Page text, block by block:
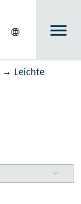
→ Leichte